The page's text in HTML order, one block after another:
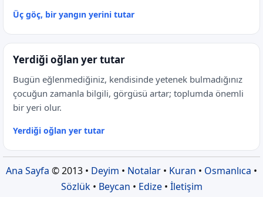
Üç göç, bir yangın yerini tutar
Yerdiği oğlan yer tutar
Bugün eğlenmediğiniz, kendisinde yetenek bulmadığınız
çocuğun zamanla bilgili, görgüsü artar; toplumda önemli
bir yeri olur.
Yerdiği oğlan yer tutar
Ana Sayfa © 2013 • Deyim • Notalar • Kuran • Osmanlıca •
Sözlük• Beycan • Edize• İletişim